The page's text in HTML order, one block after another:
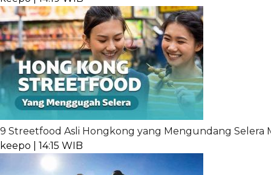
9 Streetfood Asli Hongkong yang Mengundang Selera
keepo | 14:15 WIB